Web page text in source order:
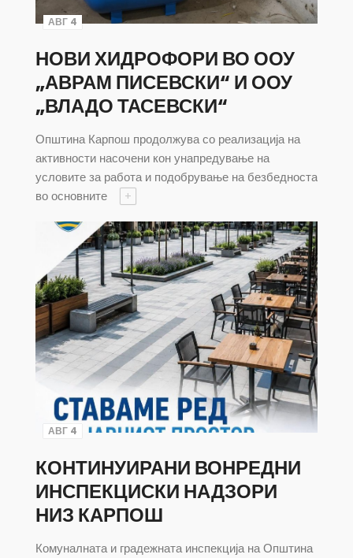
АВГ 4
НОВИ ХИДРОФОРИ ВО ООУ
„АВРАМ ПИСЕВСКИ“ И ООУ
„ВЛАДО ТАСЕВСКИ“
Општина Карпош продолжува со реализација на
активности насочени кон унапредување на
условите за работа и подобрување на безбедноста
во основните
+
АВГ 4
КОНТИНУИРАНИ ВОНРЕДНИ
ИНСПЕКЦИСКИ НАДЗОРИ
НИЗ КАРПОШ
Комуналната и градежната инспекција на Општина